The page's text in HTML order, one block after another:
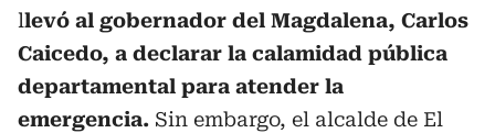
llevó al gobernador del Magdalena, Carlos
Caicedo, a declarar la calamidad pública
departamental para atender la
emergencia. Sin embargo, el alcalde de El